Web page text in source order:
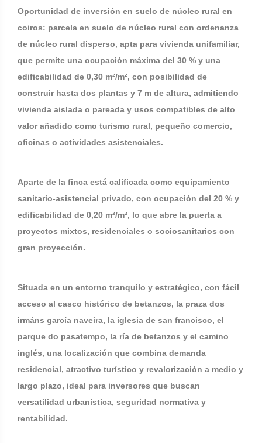
Oportunidad de inversión en suelo de núcleo rural en
coiros: parcela en suelo de núcleo rural con ordenanza
de núcleo rural disperso, apta para vivienda unifamiliar,
que permite una ocupación máxima del 30 % y una
edificabilidad de 0,30 m²/m², con posibilidad de
construir hasta dos plantas y 7 m de altura, admitiendo
vivienda aislada o pareada y usos compatibles de alto
valor añadido como turismo rural, pequeño comercio,
oficinas o actividades asistenciales.
Aparte de la finca está calificada como equipamiento
sanitario-asistencial privado, con ocupación del 20 % y
edificabilidad de 0,20 m²/m², lo que abre la puerta a
proyectos mixtos, residenciales o sociosanitarios con
gran proyección.
Situada en un entorno tranquilo y estratégico, con fácil
acceso al casco histórico de betanzos, la praza dos
irmáns garcía naveira, la iglesia de san francisco, el
parque do pasatempo, la ría de betanzos y el camino
inglés, una localización que combina demanda
residencial, atractivo turístico y revalorización a medio y
largo plazo, ideal para inversores que buscan
versatilidad urbanística, seguridad normativa y
rentabilidad.